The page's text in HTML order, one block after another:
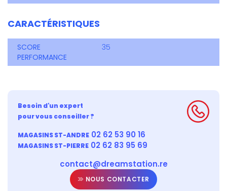
CARACTÉRISTIQUES
SCORE
PERFORMANCE
35
Besoin d'un expert
pour vous conseiller ?
MAGASINS ST-ANDRE 02 62 53 90 16
MAGASINS ST-PIERRE 02 62 83 95 69
contact@dreamstation.re
NOUS CONTACTER